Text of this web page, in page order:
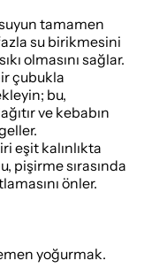
tamamen
su birikmesini
olmasını sağlar.
çubukla
bu,
ve kebabın
eşit kalınlıkta
pişirme sırasında
önler.
yoğurmak.